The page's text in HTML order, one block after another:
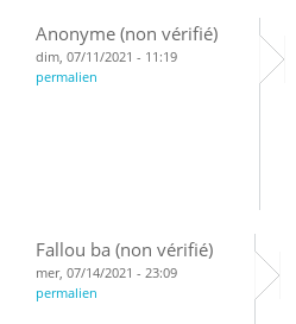
Anonyme (non vérifié)
dim, 07/11/2021 - 11:19
permalien
Fallou ba (non vérifié)
mer, 07/14/2021 - 23:09
permalien